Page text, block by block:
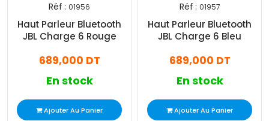
Réf : 01956
Haut Parleur Bluetooth
JBL Charge 6 Rouge
689,000 DT
En stock
Ajouter Au Panier
Réf : 01957
Haut Parleur Bluetooth
JBL Charge 6 Bleu
689,000 DT
En stock
Ajouter Au Panier